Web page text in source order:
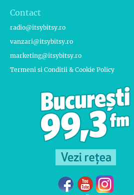
Contact
radio@itsybitsy.ro
vanzari@itsybitsy.ro
marketing@itsybitsy.ro
Termeni si Conditii & Cookie Policy